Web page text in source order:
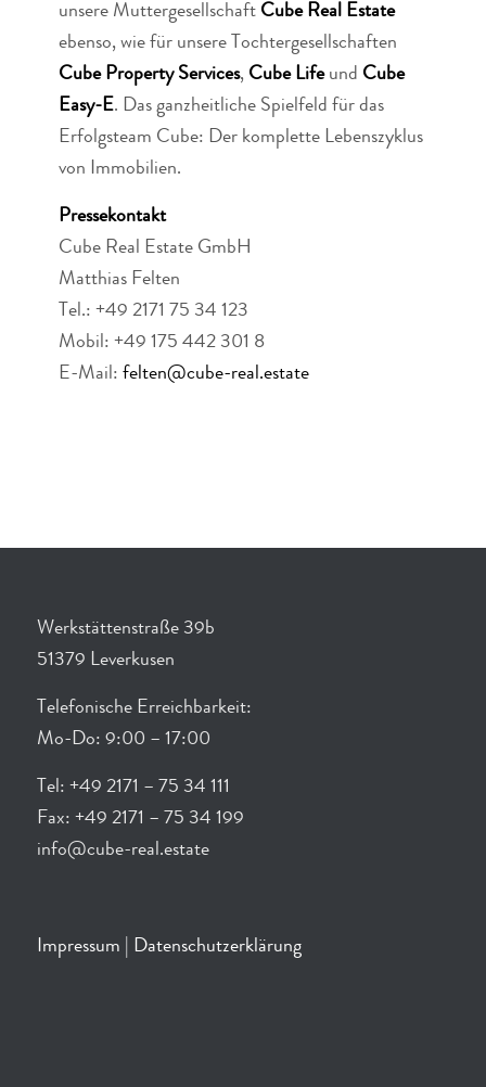
unsere Muttergesellschaft Cube Real Estate
ebenso, wie für unsere Tochtergesellschaften
Cube Property Services, Cube Life und Cube
Easy-E. Das ganzheitliche Spielfeld für das
Erfolgsteam Cube: Der komplette Lebenszyklus
von Immobilien.
Pressekontakt
Cube Real Estate GmbH
Matthias Felten
Tel.: +49 2171 75 34 123
Mobil: +49 175 442 301 8
E-Mail: felten@cube-real.estate
Werkstättenstraße 39b
51379 Leverkusen
Telefonische Erreichbarkeit:
Mo-Do: 9:00 – 17:00
Tel: +49 2171 – 75 34 111
Fax: +49 2171 – 75 34 199
info@cube-real.estate
Impressum Datenschutzerklärung